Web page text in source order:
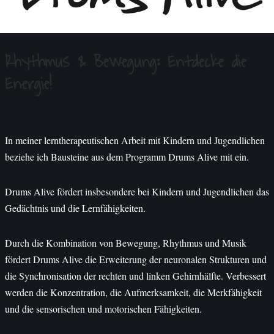
Rhythmus & Bewegung: Entdecke die
Energie!
In meiner lerntherapeutischen Arbeit mit Kindern und Jugendlichen
beziehe ich Bausteine aus dem Programm Drums Alive mit ein.
Drums Alive fördert insbesondere bei Kindern und Jugendlichen das
Gedächtnis und die Lernfähigkeiten.
Durch die Kombination von Bewegung, Rhythmus und Musik
fördert Drums Alive die Erweiterung der neuronalen Strukturen und
die Synchronisation der rechten und linken Gehirnhälfte. Verbessert
werden die Konzentration, die Aufmerksamkeit, die Merkfähigkeit
und die sensorischen und motorischen Fähigkeiten.